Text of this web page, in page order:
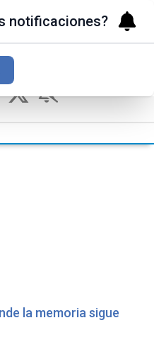
la memoria sigue
notificaciones?